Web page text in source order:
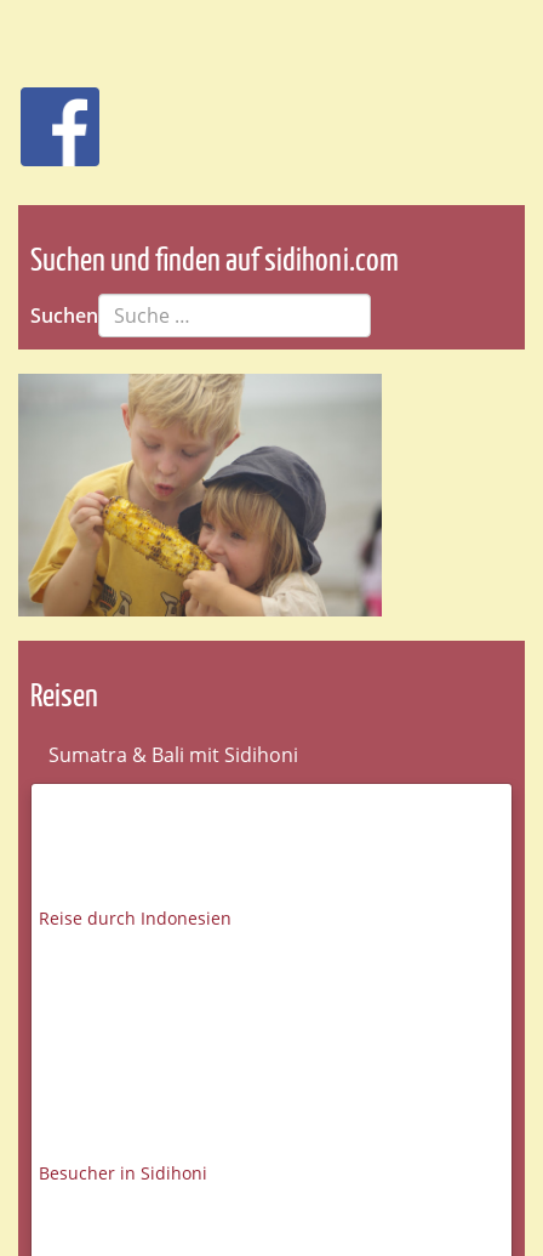
Suchen und finden auf sidihoni.com
Suchen
Reisen
Sumatra & Bali mit Sidihoni
Reise durch Indonesien
Besucher in Sidihoni